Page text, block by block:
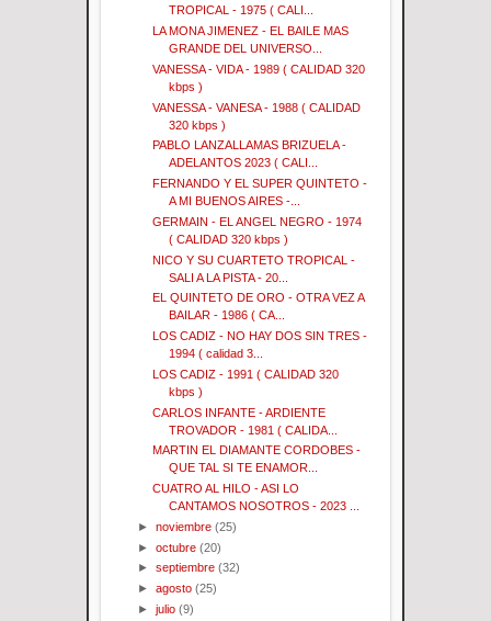
TROPICAL - 1975 ( CALI...
LA MONA JIMENEZ - EL BAILE MAS
GRANDE DEL UNIVERSO...
VANESSA - VIDA - 1989 ( CALIDAD 320
kbps )
VANESSA - VANESA - 1988 ( CALIDAD
320 kbps )
PABLO LANZALLAMAS BRIZUELA -
ADELANTOS 2023 ( CALI...
FERNANDO Y EL SUPER QUINTETO -
A MI BUENOS AIRES -...
GERMAIN - EL ANGEL NEGRO - 1974
( CALIDAD 320 kbps )
NICO Y SU CUARTETO TROPICAL -
SALI A LA PISTA - 20...
EL QUINTETO DE ORO - OTRA VEZ A
BAILAR - 1986 ( CA...
LOS CADIZ - NO HAY DOS SIN TRES -
1994 ( calidad 3...
LOS CADIZ - 1991 ( CALIDAD 320
kbps )
CARLOS INFANTE - ARDIENTE
TROVADOR - 1981 ( CALIDA...
MARTIN EL DIAMANTE CORDOBES -
QUE TAL SI TE ENAMOR...
CUATRO AL HILO - ASI LO
CANTAMOS NOSOTROS - 2023 ...
►noviembre (25)
►octubre (20)
►septiembre (32)
►agosto (25)
►julio (9)